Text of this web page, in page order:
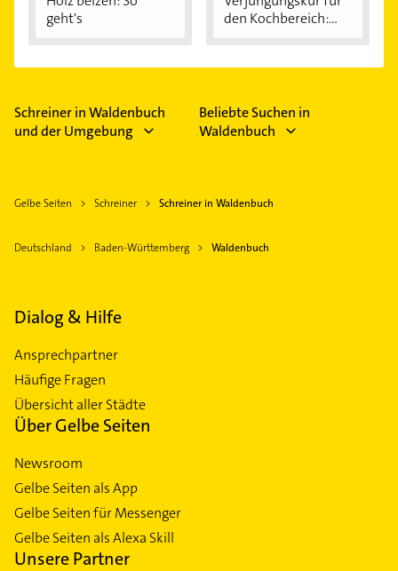
geht's
den Kochbereich:...
Schreiner in Waldenbuch
und der Umgebung
Beliebte Suchen in
Waldenbuch
Gelbe Seiten Schreiner Schreiner in Waldenbuch
Deutschland Baden-Württemberg Waldenbuch
Dialog & Hilfe
Ansprechpartner
Häufige Fragen
Übersicht aller Städte
Über Gelbe Seiten
Newsroom
Gelbe Seiten als App
Gelbe Seiten für Messenger
Gelbe Seiten als Alexa Skill
Unsere Partner